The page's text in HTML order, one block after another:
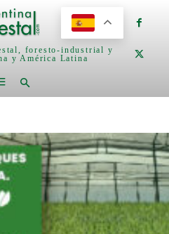
foresto-industrial y
y América Latina